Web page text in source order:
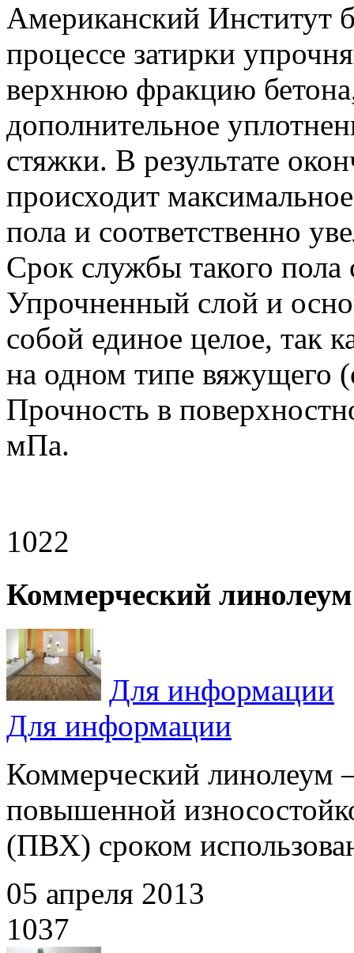
Американский Институт
процессе затирки
верхнюю фракцию бетона,
дополнительное
стяжки. В результате
происходит
пола и соответственно
Срок службы такого пола
Упрочненный слой и
собой единое целое, так
на одном типе вяжущего
Прочность в
мПа.
1022
Коммерческий
Для информации
Для информации
Коммерческий линолеум
повышенной
(ПВХ) сроком
05 апреля 2013
1037